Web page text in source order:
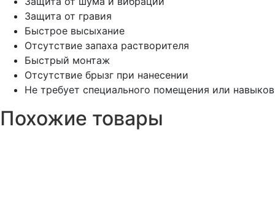
Защита от гравия
Быстрое высыхание
Отсутствие запаха растворителя
Быстрый монтаж
Отсутствие брызг при нанесении
Не требует специального помещения или навыков
Похожие товары